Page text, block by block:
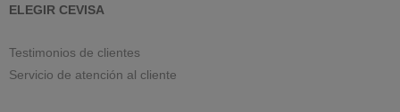
ELEGIR CEVISA
Testimonios de clientes
Servicio de atención al cliente